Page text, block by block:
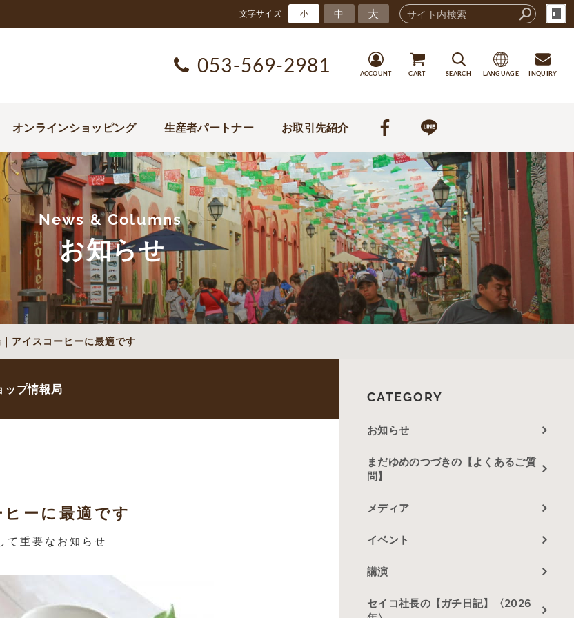
文字サイズ 小 中 大
053-569-2981 ACCOUNT CART SEARCH LANGUAGE INQUIRY
オンラインショッピング 生産者パートナー お取引先紹介
News & Columns
お知らせ
アイスコーヒーに最適です
ップ情報局
ーに最適です
て重要なお知らせ
CATEGORY
お知らせ
まだゆめのつづきの【よくあるご質
問】
メディア
イベント
講演
セイコ社長の【ガチ日記】〈2026